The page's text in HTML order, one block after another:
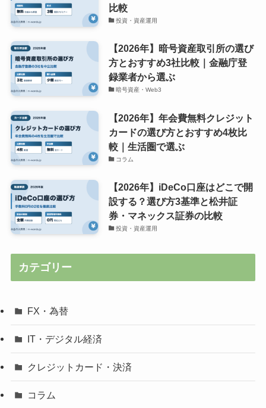
比較
投資・資産運用
【2026年】暗号資産取引所の選び
方とおすすめ3社比較｜金融庁登
録業者から選ぶ
暗号資産・Web3
【2026年】年会費無料クレジット
カードの選び方とおすすめ4枚比
較｜生活圏で選ぶ
コラム
【2026年】iDeCo口座はどこで開
設する？選び方3基準と松井証
券・マネックス証券の比較
投資・資産運用
カテゴリー
FX・為替
IT・デジタル経済
クレジットカード・決済
コラム